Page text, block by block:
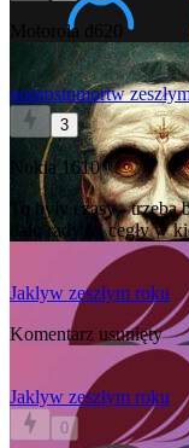
Motorola d620
poprostumortw
3
Nokia 1610
To były czasy -
dało rady tej cegły w
Jaklyw zeszłym roku
Komentarz usunięty
Jaklyw zeszłym roku
0